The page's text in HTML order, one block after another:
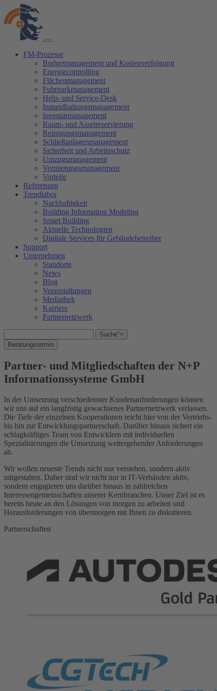
FM-Prozesse
Budgetmanagement und Kostenverfolgung
Energiecontrolling
Flächenmanagement
Fuhrparkmanagement
Help- und Service-Desk
Instandhaltungsmanagement
Inventarmanagement
Raum- und Assetreservierung
Reinigungsmanagement
Schließanlagenmanagement
Sicherheit und Arbeitsschutz
Umzugsmanagement
Vermietungsmanagement
Vorteile
Referenzen
Trendlabor
Nachhaltigkeit
Building Information Modeling
Smart Building
Aktuelle Technologien
Digitale Services für Gebäudebetreiber
Support
Unternehmen
Standorte
News
Blog
Veranstaltungen
Mediathek
Karriere
Partnernetzwerk
Suche">
Beratungstermin
Partner- und Mitgliedschaften der N+P
Informationssysteme GmbH
In der Umsetzung verschiedenster Kundenanforderungen können
wir uns auf ein langfristig gewachsenes Partnernetzwerk verlassen.
Die Tiefe der einzelnen Kooperationen reicht hier von der Vertriebs-
bis hin zur Entwicklungspartnerschaft. Darüber hinaus sichert ein
schlagkräftiges Team von Entwicklern mit individuellen
Spezialisierungen die Umsetzung weitergehender Anforderungen
ab.
Wir wollen neueste Trends nicht nur verstehen, sondern aktiv
mitgestalten. Daher sind wir nicht nur in IT-Verbänden aktiv,
sondern engagieren uns darüber hinaus in zahlreichen
Interessengemeinschaften unserer Kernbranchen. Unser Ziel ist es
bereits heute an den Lösungen von morgen zu arbeiten und
Herausforderungen von übermorgen mit Ihnen zu diskutieren.
Partnerschaften